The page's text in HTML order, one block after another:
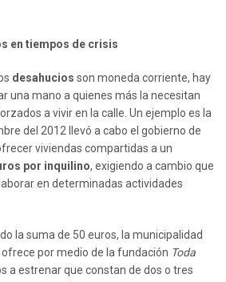
en tiempos de crisis
desahucios son moneda corriente, hay
una mano a quienes más la necesitan
a vivir en la calle. Un ejemplo es la
del 2012 llevó a cabo el gobierno de
viviendas compartidas a un
por inquilino, exigiendo a cambio que
en determinadas actividades
la suma de 50 euros, la municipalidad
por medio de la fundación Toda
a estrenar que constan de dos o tres